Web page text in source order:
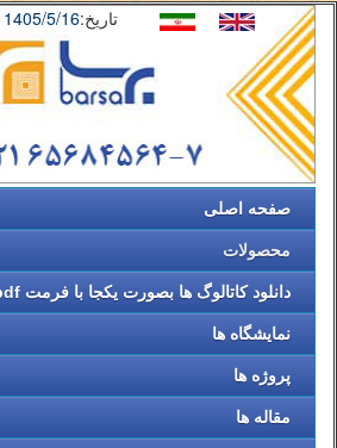
تاریخ:1405/5/16
صفحه اصلی
محصولات
دانلود کاتالوگ ها بصورت یکجا با فرمت pdf
نمایشگاه ها
پروژه ها
مقاله ها